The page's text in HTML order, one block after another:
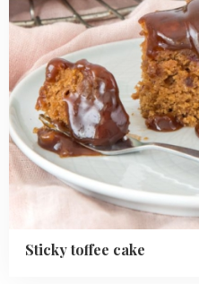
Sticky toffee cake